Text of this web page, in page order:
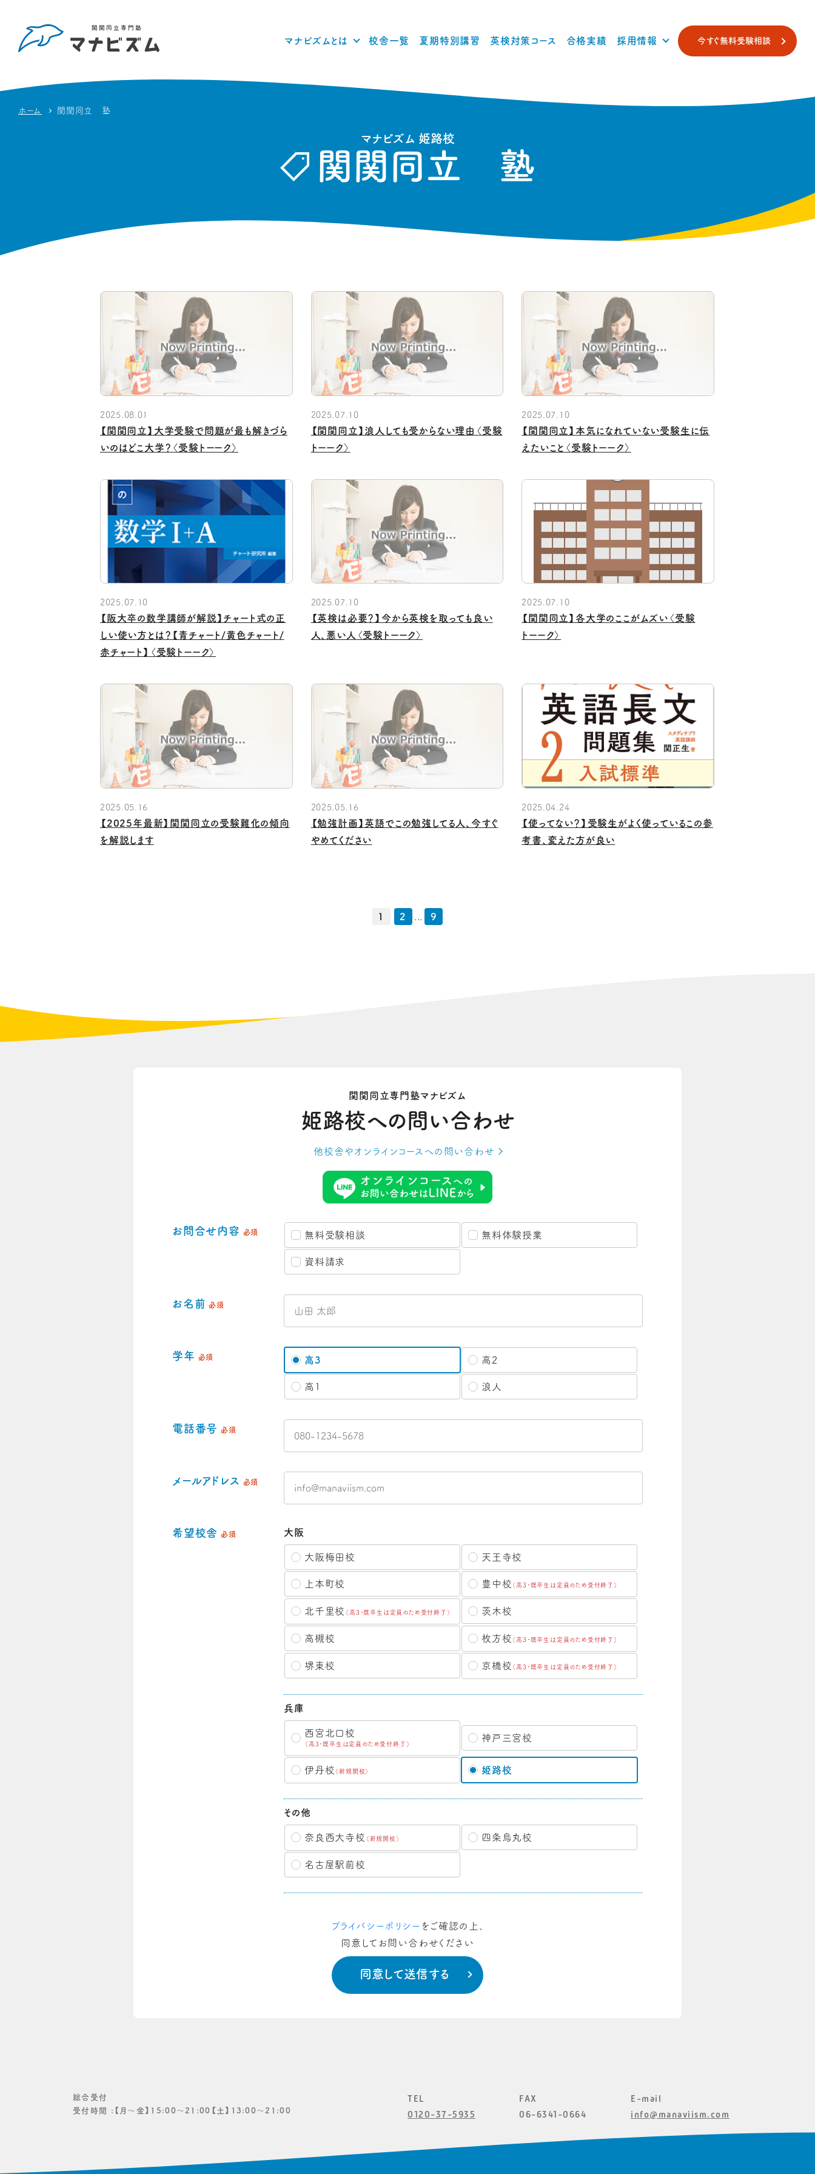
マナビズムとは 校舎一覧 夏期特別講習 英検対策コース 合格実績 採用情報 今すぐ無料受験相談
ホーム 関関同立 塾
マナビズム 姫路校
関関同立 塾
2025.08.01
【関関同立】大学受験で問題が最も解きづら
いのはどこ大学？〈受験トーーク〉
2025.07.10
【関関同立】浪人しても受からない理由〈受験
トーーク〉
2025.07.10
【関関同立】本気になれていない受験生に伝
えたいこと〈受験トーーク〉
2025.07.10
【阪大卒の数学講師が解説】チャート式の正
しい使い方とは？【青チャート/黄色チャート/
赤チャート】〈受験トーーク〉
2025.07.10
【英検は必要？】今から英検を取っても良い
人、悪い人〈受験トーーク〉
2025.07.10
【関関同立】各大学のここがムズい〈受験
トーーク〉
2025.05.16
【2025年最新】関関同立の受験難化の傾向
を解説します
2025.05.16
【勉強計画】英語でこの勉強してる人、今すぐ
やめてください
2025.04.24
【使ってない？】受験生がよく使っているこの参
考書、変えた方が良い
1 2 9
関関同立専門塾マナビズム
姫路校への問い合わせ
他校舎やオンラインコースへの 問い合わせ
お問合せ内容 必須 無料受験相談 無料体験授業
資料請求
お名前 必須
学年 必須 高3 高2
高1 浪人
電話番号 必須
メールアドレス 必須
希望校舎 必須 大阪
大阪梅田校 天王寺校
上本町校 豊中校 （高3・既卒生は定員のため受付終了）
北千里校 （高3・既卒生は定員のため受付終了） 茨木校
高槻校 枚方校 （高3・既卒生は定員のため受付終了）
堺東校 京橋校 （高3・既卒生は定員のため受付終了）
兵庫
西宮北口校
（高3・既卒生は定員のため受付終了）
神戸三宮校
伊丹校 （新規開校） 姫路校
その他
奈良西大寺校 （新規開校） 四条烏丸校
名古屋駅前校
プライバシーポリシー をご確認の上、
同意してお問い合わせください
総合受付
受付時間 : 【月〜金】15:00〜21:00【土】13:00〜21:00
TEL
0120-37-5935
FAX
06-6341-0664
E-mail
info@manaviism.com